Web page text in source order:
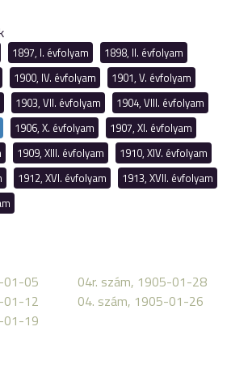
1897, I. évfolyam
1898, II. évfolyam
1900, IV. évfolyam
1901, V. évfolyam
1903, VII. évfolyam
1904, VIII. évfolyam
1906, X. évfolyam
1907, XI. évfolyam
1909, XIII. évfolyam
1910, XIV. évfolyam
1912, XVI. évfolyam
1913, XVII. évfolyam
01-05
01-12
01-19
04r. szám, 1905-01-28
04. szám, 1905-01-26